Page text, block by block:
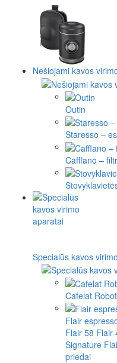
Nešiojami kavos
Outin
Staresso –
Cafflano –
Specialūs kavos
Cafelat Robot
Flair
Flair 58 Flair
Signature
priedai